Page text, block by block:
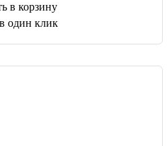
в корзину
один клик